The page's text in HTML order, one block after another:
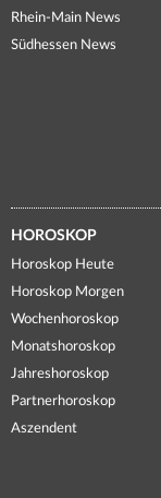
Rhein-Main News
Südhessen News
HOROSKOP
Horoskop Heute
Horoskop Morgen
Wochenhoroskop
Monatshoroskop
Jahreshoroskop
Partnerhoroskop
Aszendent